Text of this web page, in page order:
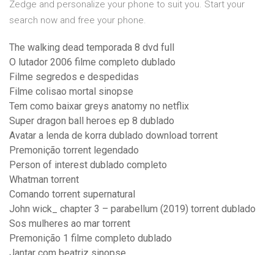
Zedge and personalize your phone to suit you. Start your
search now and free your phone.
The walking dead temporada 8 dvd full
O lutador 2006 filme completo dublado
Filme segredos e despedidas
Filme colisao mortal sinopse
Tem como baixar greys anatomy no netflix
Super dragon ball heroes ep 8 dublado
Avatar a lenda de korra dublado download torrent
Premonição torrent legendado
Person of interest dublado completo
Whatman torrent
Comando torrent supernatural
John wick_ chapter 3 – parabellum (2019) torrent dublado
Sos mulheres ao mar torrent
Premonição 1 filme completo dublado